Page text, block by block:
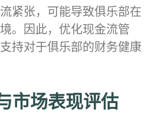
紧张，可能导致俱乐部在
。因此，优化现金流管
持对于俱乐部的财务健康
市场表现评估